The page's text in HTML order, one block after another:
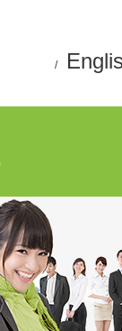
/